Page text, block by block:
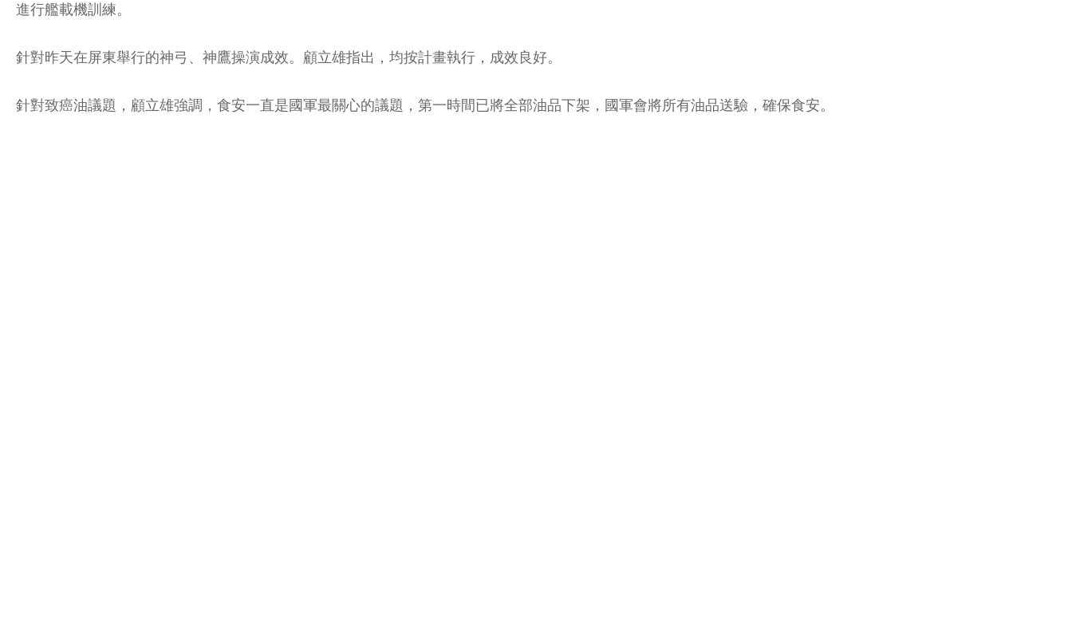
進行艦載機訓練。
針對昨天在屏東舉行的神弓、神鷹操演成效。顧立雄指出，均按計畫執行，成效良好。
針對致癌油議題，顧立雄強調，食安一直是國軍最關心的議題，第一時間已將全部油品下架，國軍會將所有油品送驗，確保食安。